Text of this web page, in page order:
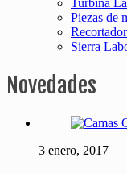
Turbina
Piezas de
Sierra
Novedades
3 enero, 2017